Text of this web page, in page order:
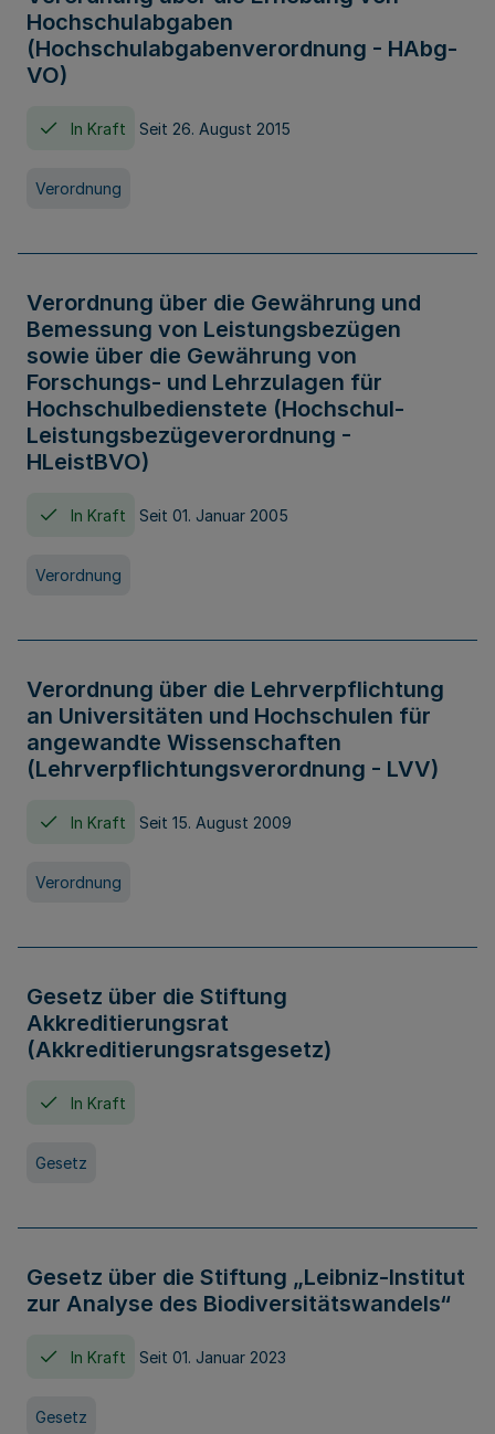
Hochschulabgaben
(Hochschulabgabenverordnung - HAbg-
VO)
In Kraft Seit 26. August 2015
Verordnung
Verordnung über die Gewährung und
Bemessung von Leistungsbezügen
sowie über die Gewährung von
Forschungs- und Lehrzulagen für
Hochschulbedienstete (Hochschul-
Leistungsbezügeverordnung -
HLeistBVO)
In Kraft Seit 01. Januar 2005
Verordnung
Verordnung über die Lehrverpflichtung
an Universitäten und Hochschulen für
angewandte Wissenschaften
(Lehrverpflichtungsverordnung - LVV)
In Kraft Seit 15. August 2009
Verordnung
Gesetz über die Stiftung
Akkreditierungsrat
(Akkreditierungsratsgesetz)
In Kraft
Gesetz
Gesetz über die Stiftung „Leibniz-Institut
zur Analyse des Biodiversitätswandels“
In Kraft Seit 01. Januar 2023
Gesetz